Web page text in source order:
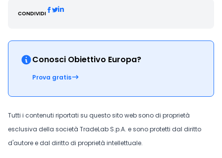
CONDIVIDI
Conosci Obiettivo Europa?
Prova gratis
Tutti i contenuti riportati su questo sito web sono di proprietà
esclusiva della società TradeLab S.p.A. e sono protetti dal diritto
d'autore e dal diritto di proprietà intellettuale.